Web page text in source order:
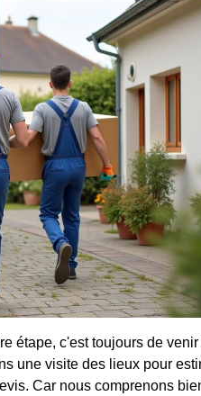
étape, c'est toujours de
une visite des lieux pour
Car nous comprenons